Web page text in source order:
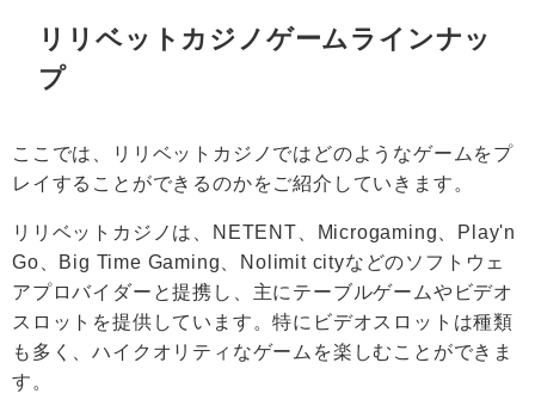
リリベットカジノゲームラインナッ
プ
ここでは、リリベットカジノではどのようなゲームをプ
レイすることができるのかをご紹介していきます。
リリベットカジノは、NETENT、 Microgaming 、Play'n
Go、Big Time Gaming、Nolimit cityなどのソフトウェ
アプロバイダーと提携し、主にテーブルゲームやビデオ
スロットを提供しています。特にビデオスロットは種類
も多く、ハイクオリティなゲームを楽しむことができま
す。